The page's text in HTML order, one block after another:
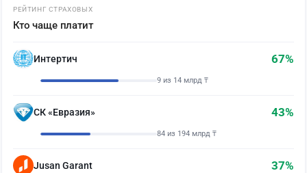
РЕЙТИНГ СТРАХОВЫХ
Кто чаще платит
Интертич 67%
9 из 14 млрд ₸
СК «Евразия» 43%
84 из 194 млрд ₸
Jusan Garant 37%